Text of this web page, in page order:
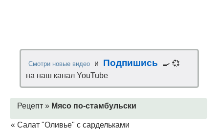
Смотри новые видео и Подпишись
🍳 💞
на наш канал YouTube
Рецепт » Мясо по-стамбульски
« Салат "Оливье" с сардельками